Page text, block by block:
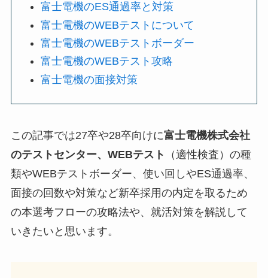
富士電機のES通過率と対策
富士電機のWEBテストについて
富士電機のWEBテストボーダー
富士電機のWEBテスト攻略
富士電機の面接対策
この記事では27卒や28卒向けに富士電機株式会社
のテストセンター、WEBテスト
（適性検査）の種
類やWEBテストボーダー、使い回しやES通過率、
面接の回数や対策など新卒採用の内定を取るため
の本選考フローの攻略法や、就活対策を解説して
いきたいと思います。